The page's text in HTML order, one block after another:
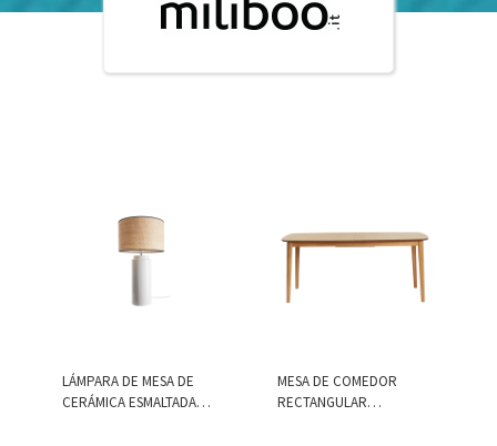
LÁMPARA DE MESA DE
CERÁMICA ESMALTADA
MESA DE COMEDOR
RECTANGULAR